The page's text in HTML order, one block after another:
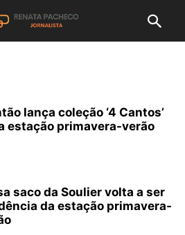
lança coleção ‘4 Cantos’
estação primavera-verão
saco da Soulier volta a ser
da estação primavera-